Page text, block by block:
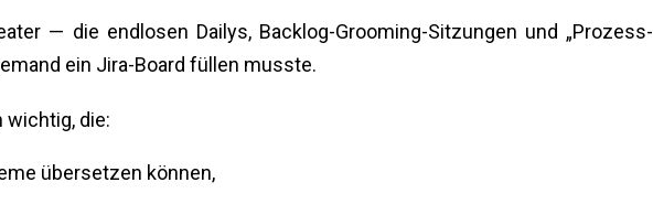
— die endlosen Dailys, Backlog-Grooming-Sitzungen und „Prozess-
ein Jira-Board füllen musste.
wichtig, die:
übersetzen können,